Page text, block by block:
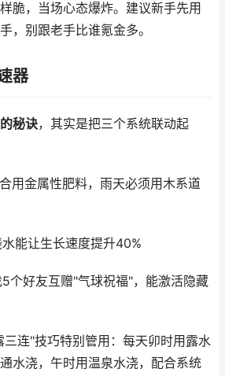
脆，当场心态爆炸。建议新手先用
，别跟老手比谁氪金多。
器
秘诀，其实是把三个系统联动起
用金属性肥料，雨天必须用木系道
水能让生长速度提升40%
5个好友互赠"气球祝福"，能激活隐藏
连"技巧特别管用：每天卯时用露水
水浇，午时用温泉水浇，配合系统